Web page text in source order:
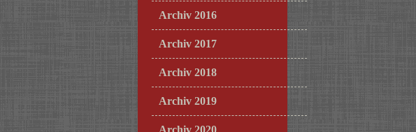
Archiv 2016
Archiv 2017
Archiv 2018
Archiv 2019